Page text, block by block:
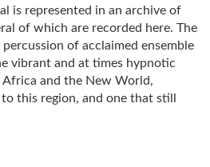
is represented in an archive of
of which are recorded here. The
of acclaimed ensemble
vibrant and at times hypnotic
and the New World,
this region, and one that still